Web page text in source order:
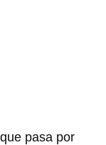
pasa por